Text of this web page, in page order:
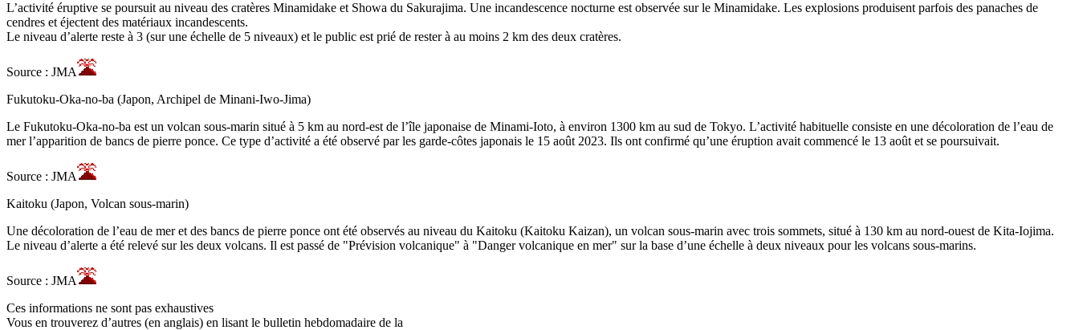
L’activité éruptive se poursuit au niveau des cratères Minamidake et Showa du Sakurajima. Une incandescence nocturne est observée sur le Minamidake. Les explosions produisent parfois des panaches de
cendres et éjectent des matériaux incandescents.
Le niveau d’alerte reste à 3 (sur une échelle de 5 niveaux) et le public est prié de rester à au moins 2 km des deux cratères.
Source : JMA
Fukutoku-Oka-no-ba (Japon, Archipel de Minani-Iwo-Jima)
Le Fukutoku-Oka-no-ba est un volcan sous-marin situé à 5 km au nord-est de l’île japonaise de Minami-Ioto, à environ 1300 km au sud de Tokyo. L’activité habituelle consiste en une décoloration de l’eau de
mer l’apparition de bancs de pierre ponce. Ce type d’activité a été observé par les garde-côtes japonais le 15 août 2023. Ils ont confirmé qu’une éruption avait commencé le 13 août et se poursuivait.
Source : JMA
Kaitoku (Japon, Volcan sous-marin)
Une décoloration de l’eau de mer et des bancs de pierre ponce ont été observés au niveau du Kaitoku (Kaitoku Kaizan), un volcan sous-marin avec trois sommets, situé à 130 km au nord-ouest de Kita-Iojima.
Le niveau d’alerte a été relevé sur les deux volcans. Il est passé de "Prévision volcanique" à "Danger volcanique en mer" sur la base d’une échelle à deux niveaux pour les volcans sous-marins.
Source : JMA
Ces informations ne sont pas exhaustives
Vous en trouverez d’autres (en anglais) en lisant le bulletin hebdomadaire de la